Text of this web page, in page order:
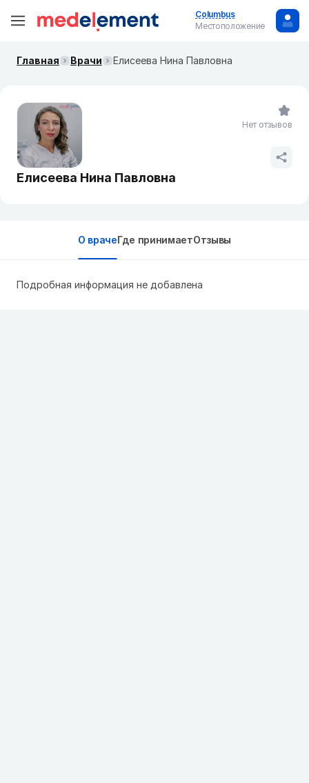
Columbus
Местоположение
Главная Врачи Елисеева Нина Павловна
Елисеева Нина Павловна
Нет отзывов
О врачеГде принимаетОтзывы
Подробная информация не добавлена